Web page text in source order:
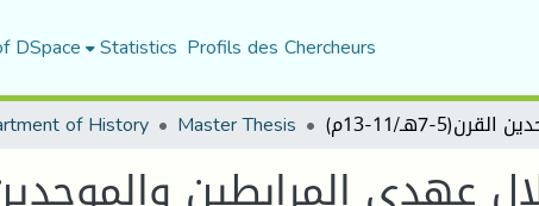
DSpace Statistics Profils des Chercheurs
of History Master Thesis